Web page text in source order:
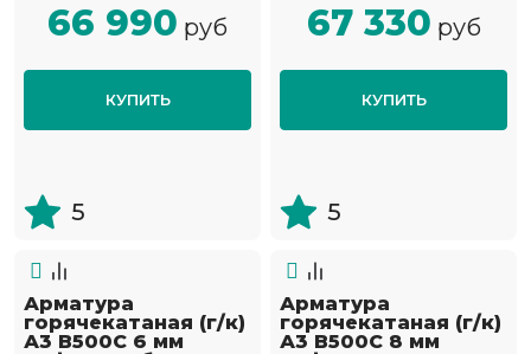
66 990 руб
КУПИТЬ
5
67 330 руб
КУПИТЬ
5
Арматура
горячекатаная (г/к)
А3 В500С 6 мм
Арматура
горячекатаная (г/к)
А3 В500С 8 мм